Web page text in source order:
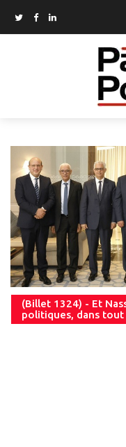
(Billet 1324) - Et
politiques, dans tout